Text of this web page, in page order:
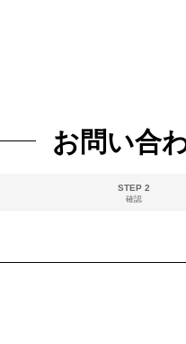
お問い合
STEP 2
確認